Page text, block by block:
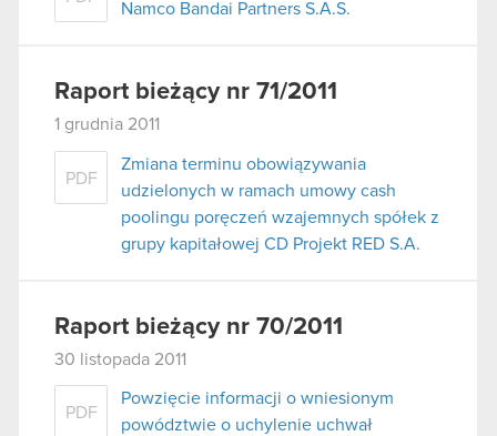
Namco Bandai Partners S.A.S.
Raport bieżący nr 71/2011
1 grudnia 2011
PDF
Zmiana terminu obowiązywania
udzielonych w ramach umowy cash
poolingu poręczeń wzajemnych spółek z
grupy kapitałowej CD Projekt RED S.A.
Raport bieżący nr 70/2011
30 listopada 2011
PDF
Powzięcie informacji o wniesionym
powództwie o uchylenie uchwał